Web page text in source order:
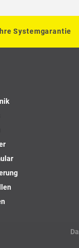
Systemgarantie